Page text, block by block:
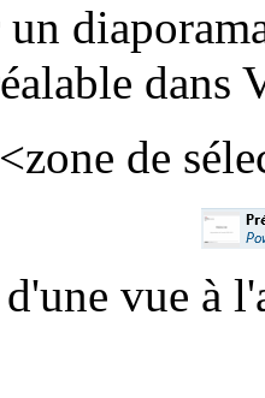
dans
de
d'une vue à